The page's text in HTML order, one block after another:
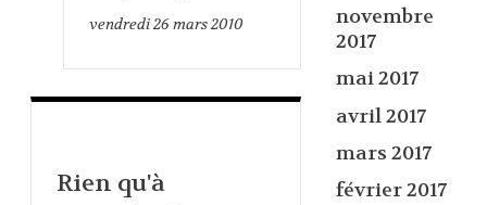
vendredi 26mars 2010
Rien qu'à
novembre
2017
mai 2017
avril 2017
mars 2017
février 2017